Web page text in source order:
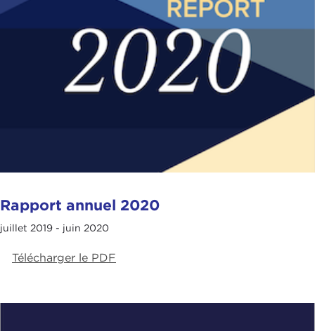
Rapport annuel 2020
juillet 2019 - juin 2020
Télécharger le PDF